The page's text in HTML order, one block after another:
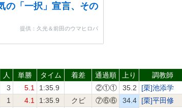
の「一択」宣言、その
提供：久光＆前田のウマヒロバ
人 単勝 タイム 着差 通過順 上り 調教師
3 5.1 1:35.9 ②①① 35.2 [栗]池添学
1 4.1 1:35.9 クビ ⑦⑥⑥ 34.4 [栗]平田修